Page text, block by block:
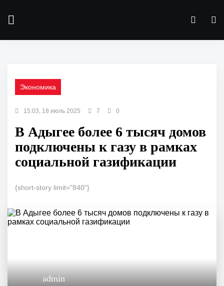
Экономика
15:03, 18 июль 2025 7 0
В Адыгее более 6 тысяч домов
подключены к газу в рамках
социальной газификации
{short-story limit="840"}
admin